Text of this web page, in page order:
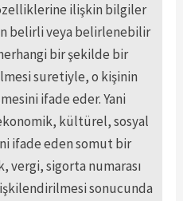
ilişkin bilgiler
belirli veya belirlenebilir
bir şekilde bir
suretiyle, o kişinin
ifade eder. Yani
kültürel, sosyal
ifade eden somut bir
vergi, sigorta numarası
sonucunda